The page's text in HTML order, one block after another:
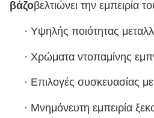
βάζοβελτιώνει την εμπειρία
· Υψηλής ποιότητας
· Χρώματα ντοπαμίνης
· Επιλογές συσκευασίας
· Μνημόνευτη εμπειρία